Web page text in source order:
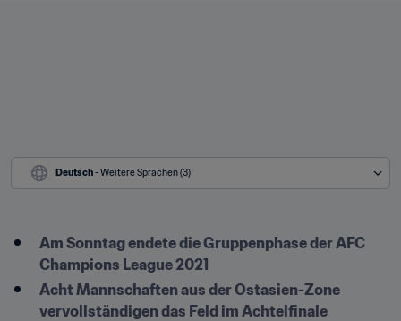
Deutsch - Weitere Sprachen (3)
Am Sonntag endete die Gruppenphase der AFC
Champions League 2021
Acht Mannschaften aus der Ostasien-Zone
vervollständigen das Feld im Achtelfinale